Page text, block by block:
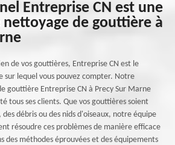
Entreprise CN est une
de gouttière à
de vos gouttières, Entreprise CN est le
sur lequel vous pouvez compter. Notre
gouttière Entreprise CN à Precy Sur Marne
tous ses clients. Que vos gouttières soient
débris ou des nids d'oiseaux, notre équipe
résoudre ces problèmes de manière efficace
des méthodes éprouvées et des équipements